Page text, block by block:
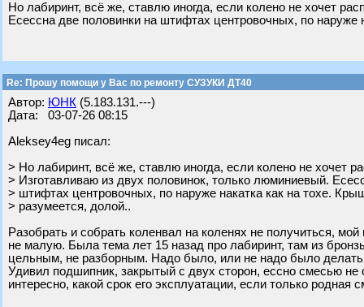
Но лабиринт, всё же, ставлю иногда, если колено не хочет
Есессна две половинки на штифтах центровочных, по
Re: Прошу помощи у Вас по ремонту СУЗУКИ ДТ40
Автор: ЮНК (5.183.131.---)
Дата: 03-07-26 08:15
Aleksey4eg писал:
> Но лабиринт, всё же, ставлю иногда, если колено не хочет
> Изготавливаю из двух половинок, только люминиевый.
> штифтах центровочных, по наруже накатка как на тохе.
> разумеется, долой..
Разобрать и собрать коленвал на коленях не получиться,
не малую. Была тема лет 15 назад про лабиринт, там из
цельным, не разборным. Надо было, или не надо было
Удивил подшипник, закрытый с двух сторон, ессно смесью
интересно, какой срок его эксплуатации, если только